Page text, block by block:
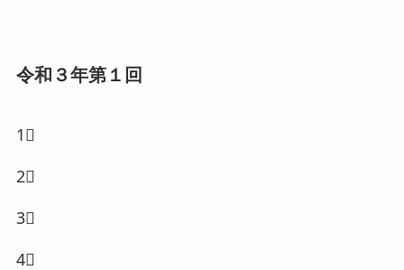
令和３年第１回
1⃣
2⃣
3⃣
4⃣